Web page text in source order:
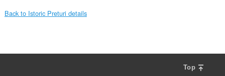
Back to Istoric Preturi details
Top